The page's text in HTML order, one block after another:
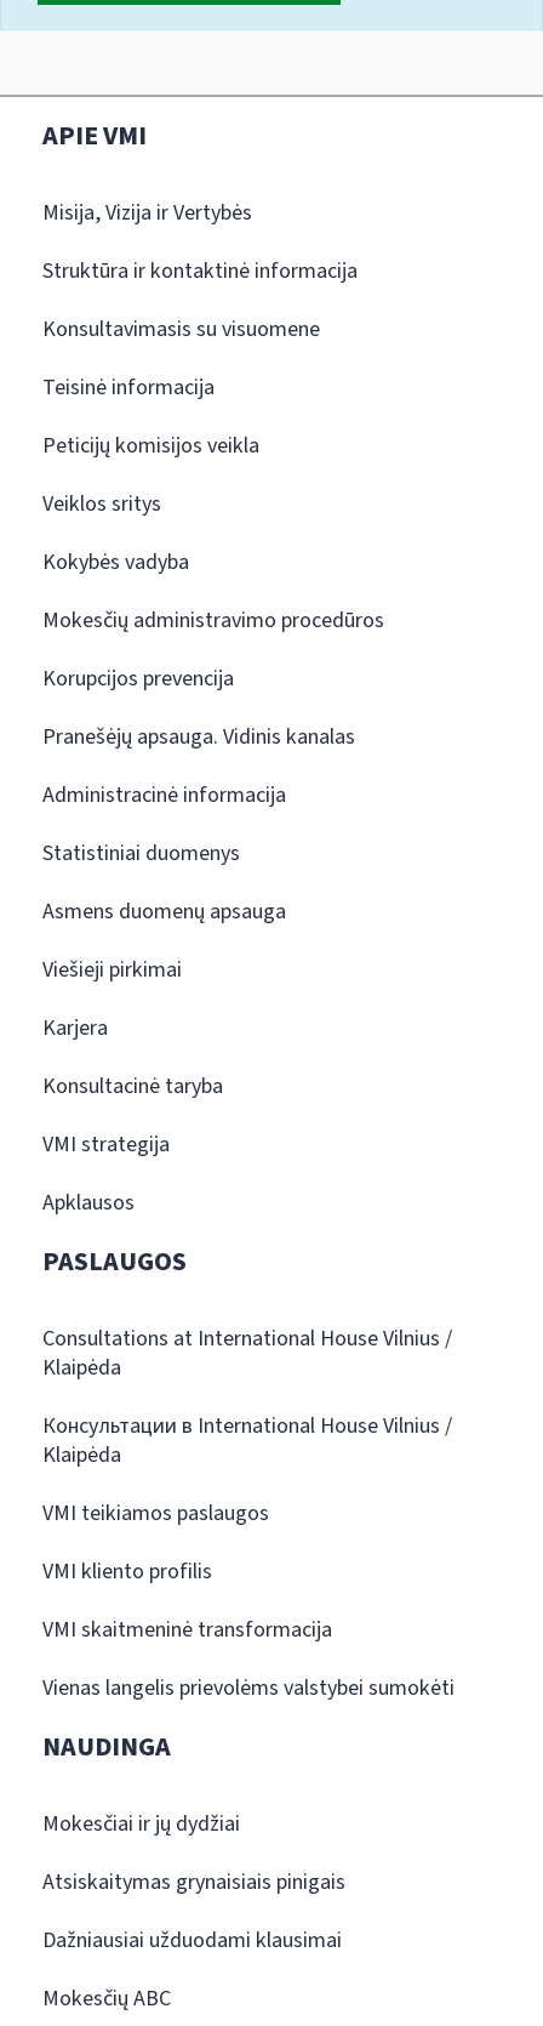
APIE VMI
Misija, Vizija ir Vertybės
Struktūra ir kontaktinė informacija
Konsultavimasis su visuomene
Teisinė informacija
Peticijų komisijos veikla
Veiklos sritys
Kokybės vadyba
Mokesčių administravimo procedūros
Korupcijos prevencija
Pranešėjų apsauga. Vidinis kanalas
Administracinė informacija
Statistiniai duomenys
Asmens duomenų apsauga
Viešieji pirkimai
Karjera
Konsultacinė taryba
VMI strategija
Apklausos
PASLAUGOS
Consultations at International House Vilnius /
Klaipėda
Консультации в International House Vilnius /
Klaipėda
VMI teikiamos paslaugos
VMI kliento profilis
VMI skaitmeninė transformacija
Vienas langelis prievolėms valstybei sumokėti
NAUDINGA
Mokesčiai ir jų dydžiai
Atsiskaitymas grynaisiais pinigais
Dažniausiai užduodami klausimai
Mokesčių ABC